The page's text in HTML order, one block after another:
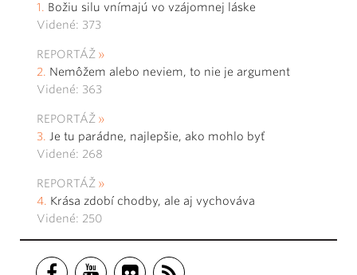
Božiu silu vnímajú vo vzájomnej láske
Videné: 373
REPORTÁŽ
Nemôžem alebo neviem, to nie je argument
Videné: 363
REPORTÁŽ
Je tu parádne, najlepšie, ako mohlo byť
Videné: 268
REPORTÁŽ
Krása zdobí chodby, ale aj vychováva
Videné: 250